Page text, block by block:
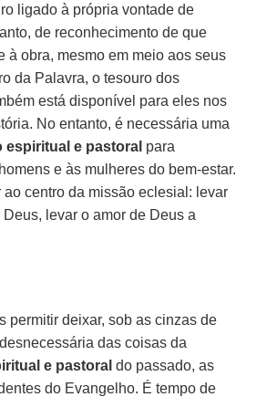
ligado à própria vontade de
de reconhecimento de que
à obra, mesmo em meio aos seus
da Palavra, o tesouro dos
está disponível para eles nos
No entanto, é necessária uma
e pastoral para
e às mulheres do bem-estar.
ao centro da missão eclesial: levar
levar o amor de Deus a
permitir deixar, sob as cinzas de
desnecessária das coisas da
e pastoral do passado, as
do Evangelho. É tempo de